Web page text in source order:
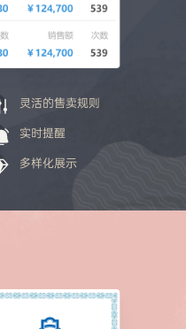
灵活的售卖规则
实时提醒
多样化展示